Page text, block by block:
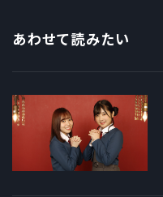
あわせて読みたい